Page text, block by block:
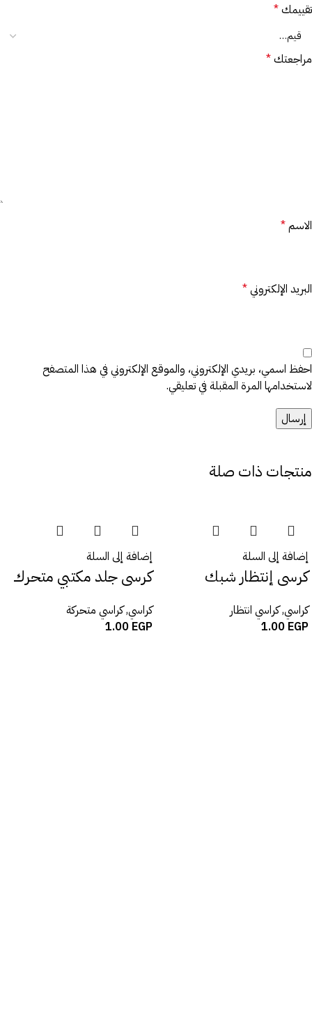
تقييمك*
مراجعتك*
الاسم*
البريد الإلكتروني*
احفظ اسمي، بريدي الإلكتروني، والموقع الإلكتروني في هذا المتصفح
لاستخدامها المرة المقبلة في تعليقي.
منتجات ذات صلة
إضافة إلى السلة
كرسى إنتظار شبك
كراسي,كراسي انتظار
1.00 EGP
إضافة إلى السلة
كرسى جلد مكتبي متحرك
كراسي,كراسي متحركة
1.00 EGP